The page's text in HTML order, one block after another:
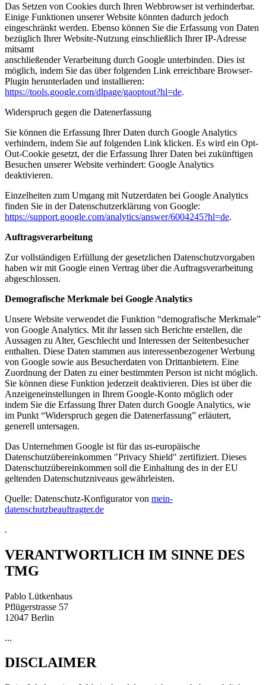
Das Setzen von Cookies durch Ihren Webbrowser ist verhinderbar.
Einige Funktionen unserer Website könnten dadurch jedoch
eingeschränkt werden. Ebenso können Sie die Erfassung von Daten
bezüglich Ihrer Website-Nutzung einschließlich Ihrer IP-Adresse
mitsamt
anschließender Verarbeitung durch Google unterbinden. Dies ist
möglich, indem Sie das über folgenden Link erreichbare Browser-
Plugin herunterladen und installieren:
https://tools.google.com/dlpage/gaoptout?hl=de.
Widerspruch gegen die Datenerfassung
Sie können die Erfassung Ihrer Daten durch Google Analytics
verhindern, indem Sie auf folgenden Link klicken. Es wird ein Opt-
Out-Cookie gesetzt, der die Erfassung Ihrer Daten bei zukünftigen
Besuchen unserer Website verhindert: Google Analytics
deaktivieren.
Einzelheiten zum Umgang mit Nutzerdaten bei Google Analytics
finden Sie in der Datenschutzerklärung von Google:
https://support.google.com/analytics/answer/6004245?hl=de.
Auftragsverarbeitung
Zur vollständigen Erfüllung der gesetzlichen Datenschutzvorgaben
haben wir mit Google einen Vertrag über die Auftragsverarbeitung
abgeschlossen.
Demografische Merkmale bei Google Analytics
Unsere Website verwendet die Funktion “demografische Merkmale”
von Google Analytics. Mit ihr lassen sich Berichte erstellen, die
Aussagen zu Alter, Geschlecht und Interessen der Seitenbesucher
enthalten. Diese Daten stammen aus interessenbezogener Werbung
von Google sowie aus Besucherdaten von Drittanbietern. Eine
Zuordnung der Daten zu einer bestimmten Person ist nicht möglich.
Sie können diese Funktion jederzeit deaktivieren. Dies ist über die
Anzeigeneinstellungen in Ihrem Google-Konto möglich oder
indem Sie die Erfassung Ihrer Daten durch Google Analytics, wie
im Punkt “Widerspruch gegen die Datenerfassung” erläutert,
generell untersagen.
Das Unternehmen Google ist für das us-europäische
Datenschutzübereinkommen "Privacy Shield" zertifiziert. Dieses
Datenschutzübereinkommen soll die Einhaltung des in der EU
geltenden Datenschutzniveaus gewährleisten.
Quelle: Datenschutz-Konfigurator von mein-
datenschutzbeauftragter.de
.
VERANTWORTLICH IM SINNE DES
TMG
Pablo Lütkenhaus
Pflügerstrasse 57
12047 Berlin
...
DISCLAIMER